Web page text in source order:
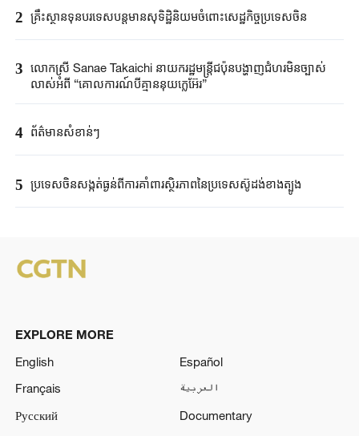
2 គ្រឹះស្ថាន​ទុនបរទេស​បន្តមាន​សុទិដ្ឋិនិយម​ចំពោះសេដ្ឋកិច្ច​ប្រទេសចិន​​
3 លោកស្រី Sanae ​Takaichi ​នាយករដ្ឋមន្ត្រី​ជប៉ុន​បង្ហាញជំហរមិន​ច្បាស់​
លាស់​អំពី ​“គោលការណ៍បី​គ្មាននុយក្លេអ៊ែរ​”​
4 ព័ត៌មានសំខាន់ៗ
5 ប្រទេសចិនសង្កត់ធ្ងន់ពីការគាំពារស្ថិរភាពនៃប្រទេសស៊ូដង់ខាងត្បូង
EXPLORE MORE
English
Español
Français
العربية
Русский
Documentary